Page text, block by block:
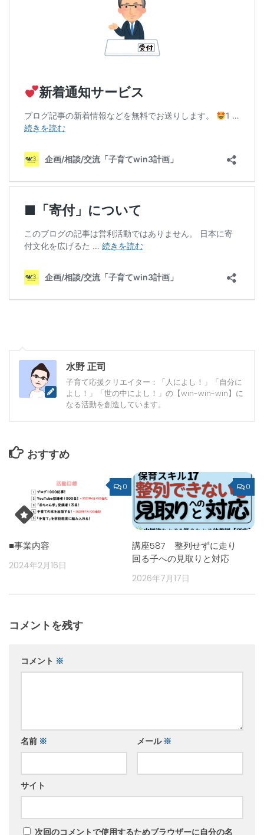
水野 正司
子育て応援クリエイター：「人によし！」「自分に
よし！」「世の中によし！」の【win-win-win】に
なる活動を創造しています。
おすすめ
0
■事業内容
2024年2月16日
0
講座587 整列せずに走り
回る子への見取りと対応
2026年7月17日
コメントを残す
コメント ※
名前 ※ メール ※
サイト
次回のコメントで使用するためブラウザーに自分の名